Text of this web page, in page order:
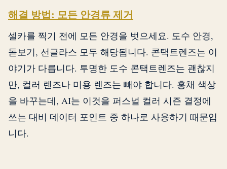
해결 방법: 모든 안경류 제거
셀카를 찍기 전에 모든 안경을 벗으세요. 도수 안경,
돋보기, 선글라스 모두 해당됩니다. 콘택트렌즈는 이
야기가 다릅니다. 투명한 도수 콘택트렌즈는 괜찮지
만, 컬러 렌즈나 미용 렌즈는 빼야 합니다. 홍채 색상
을 바꾸는데, AI는 이것을 퍼스널 컬러 시즌 결정에
쓰는 대비 데이터 포인트 중 하나로 사용하기 때문입
니다.